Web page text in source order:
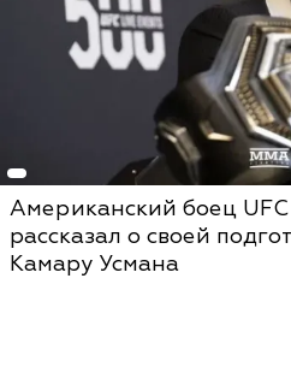
Американский боец
рассказал о своей
Камару Усмана